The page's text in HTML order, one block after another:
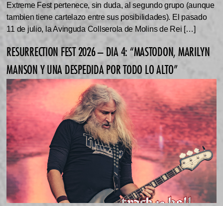
Extreme Fest pertenece, sin duda, al segundo grupo (aunque
tambien tiene cartelazo entre sus posibilidades). El pasado
11 de julio, la Avinguda Collserola de Molins de Rei […]
RESURRECTION FEST 2026 – DIA 4: “MASTODON, MARILYN
MANSON Y UNA DESPEDIDA POR TODO LO ALTO”